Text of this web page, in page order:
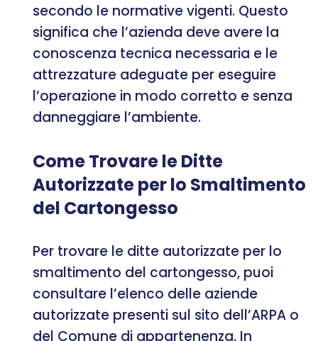
secondo le normative vigenti. Questo
significa che l’azienda deve avere la
conoscenza tecnica necessaria e le
attrezzature adeguate per eseguire
l’operazione in modo corretto e senza
danneggiare l’ambiente.
Come Trovare le Ditte
Autorizzate per lo Smaltimento
del Cartongesso
Per trovare le ditte autorizzate per lo
smaltimento del cartongesso, puoi
consultare l’elenco delle aziende
autorizzate presenti sul sito dell’ARPA o
del Comune di appartenenza. In